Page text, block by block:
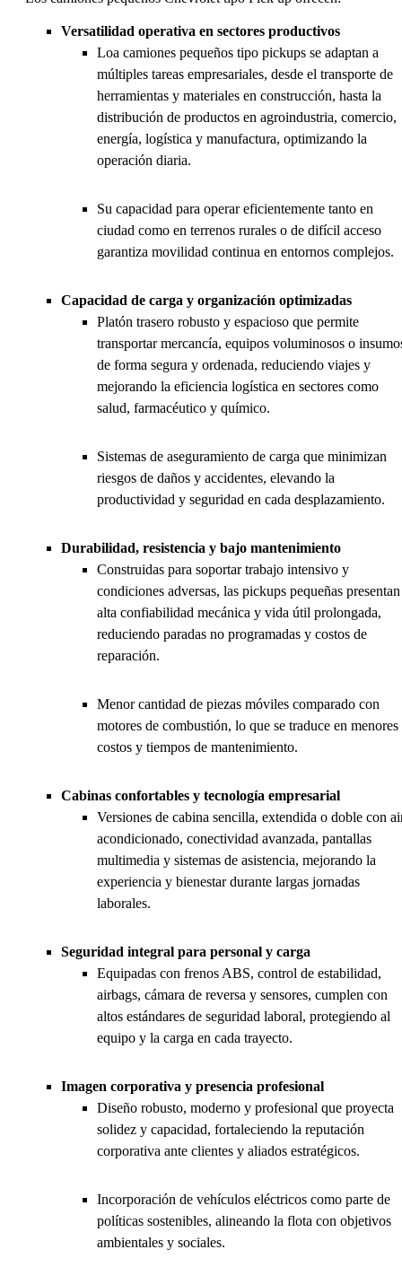
Versatilidad operativa en sectores productivos
Loa camiones pequeños tipo pickups se adaptan a
múltiples tareas empresariales, desde el transporte de
herramientas y materiales en construcción, hasta la
distribución de productos en agroindustria, comercio,
energía, logística y manufactura, optimizando la
operación diaria.
Su capacidad para operar eficientemente tanto en
ciudad como en terrenos rurales o de difícil acceso
garantiza movilidad continua en entornos complejos.
Capacidad de carga y organización optimizadas
Platón trasero robusto y espacioso que permite
transportar mercancía, equipos voluminosos o
de forma segura y ordenada, reduciendo viajes y
mejorando la eficiencia logística en sectores como
salud, farmacéutico y químico.
Sistemas de aseguramiento de carga que minimizan
riesgos de daños y accidentes, elevando la
productividad y seguridad en cada desplazamiento.
Durabilidad, resistencia y bajo mantenimiento
Construidas para soportar trabajo intensivo y
condiciones adversas, las pickups pequeñas presentan
alta confiabilidad mecánica y vida útil prolongada,
reduciendo paradas no programadas y costos de
reparación.
Menor cantidad de piezas móviles comparado con
motores de combustión, lo que se traduce en menores
costos y tiempos de mantenimiento.
Cabinas confortables y tecnología empresarial
Versiones de cabina sencilla, extendida o doble con
acondicionado, conectividad avanzada, pantallas
multimedia y sistemas de asistencia, mejorando la
experiencia y bienestar durante largas jornadas
laborales.
Seguridad integral para personal y carga
Equipadas con frenos ABS, control de estabilidad,
airbags, cámara de reversa y sensores, cumplen con
altos estándares de seguridad laboral, protegiendo al
equipo y la carga en cada trayecto.
Imagen corporativa y presencia profesional
Diseño robusto, moderno y profesional que proyecta
solidez y capacidad, fortaleciendo la reputación
corporativa ante clientes y aliados estratégicos.
Incorporación de vehículos eléctricos como parte de
políticas sostenibles, alineando la flota con objetivos
ambientales y sociales.